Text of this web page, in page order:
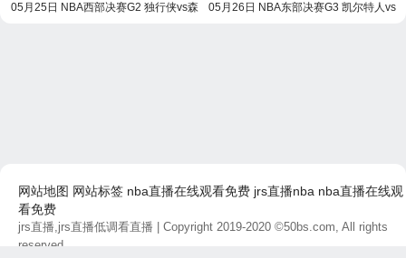
05月25日 NBA西部决赛G2 独行侠vs森
05月26日 NBA东部决赛G3 凯尔特人vs
网站地图 网站标签 nba直播在线观看免费 jrs直播nba nba直播在线观
看免费
jrs直播,jrs直播低调看直播 | Copyright 2019-2020 ©50bs.com, All rights
reserved.